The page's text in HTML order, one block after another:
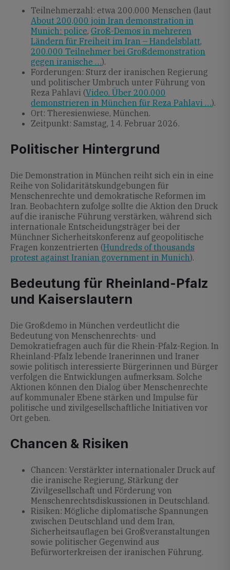
Teilnehmerzahl: etwa 200.000 Menschen (laut
About 200,000 join Iran demonstration in
Munich: police, Groß-Demos in mehreren
Ländern für Freiheit im Iran – Handelsblatt,
200.000 Teilnehmer bei Großdemonstration
gegen iranische …).
Forderungen: Sturz der iranischen Regierung
und politischer Umbruch unter Führung von
Reza Pahlavi (Video. Über 200.000
demonstrieren in München für Reza Pahlavi …).
Ort: Theresienwiese, München.
Zeitpunkt: Samstag, 14. Februar 2026.
Politischer Hintergrund
Die Demonstration in München reiht sich ein in eine
Reihe von Solidaritätskundgebungen für
Menschenrechte und demokratische Reformen im
Iran. Beobachtern zufolge sollte die Aktion den Druck
auf die iranische Führung verstärken, während sich
internationale Entscheidungsträger bei der
Münchner Sicherheitskonferenz auf geopolitische
Fragen konzentrierten (Hundreds of thousands
protest against Iranian government in Munich).
Bedeutung für Rheinland-Pfalz
und Kaiserslautern
Die Großdemo in München verdeutlicht die
Bedeutung von Menschenrechts- und
Demokratiefragen auch für die Rhein-Pfalz-Region. In
Rheinland-Pfalz lebende Iranerinnen und Iraner
sowie politisch interessierte Bürgerinnen und Bürger
verfolgen die Entwicklungen aufmerksam. Solche
Aktionen können den Dialog über Menschenrechte
auf kommunaler Ebene stärken und Impulse für
politische und zivilgesellschaftliche Initiativen vor
Ort geben.
Chancen & Risiken
Chancen: Verstärkter internationaler Druck auf
die iranische Regierung, Stärkung der
Zivilgesellschaft und Förderung von
Menschenrechtsdiskussionen in Deutschland.
Risiken: Mögliche diplomatische Spannungen
zwischen Deutschland und dem Iran,
Sicherheitsauflagen bei Großveranstaltungen
sowie politischer Gegenwind aus
Befürworterkreisen der iranischen Führung.